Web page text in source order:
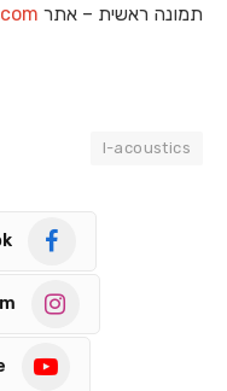
תמונה ראשית – אתר
l-acoustics